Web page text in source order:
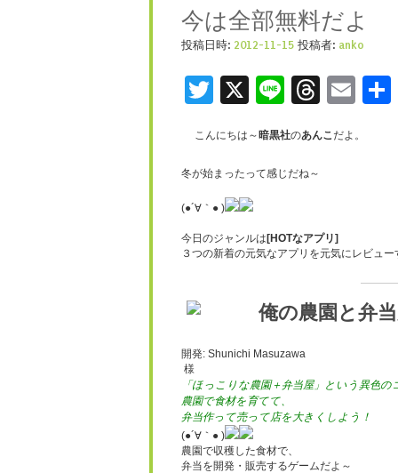
今は全部無料だよ
投稿日時: 2012-11-15 投稿者: anko
Twitter
X LineThreads
こんにちは～暗黒社のあんこだよ。
冬が始まったって感じだね～
(●´∀｀● )
今日のジャンルは [HOTなアプリ]
３つの新着の元気なアプリを元気にレビュー
俺の農園と弁
開発: Shunichi Masuzawa
様
「ほっこりな農園＋弁当屋」という異色の
農園で食材を育てて、
弁当作って売って店を大きくしよう！
(●´∀｀● )
農園で収穫した食材で、
弁当を開発・販売するゲームだよ～